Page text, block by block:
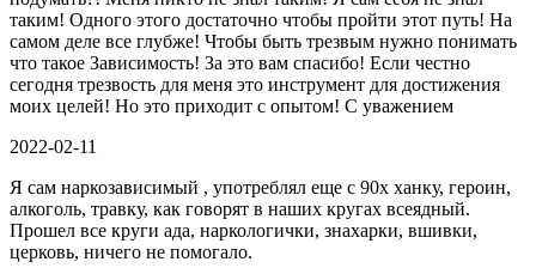
таким! Одного этого достаточно чтобы пройти этот путь! На
самом деле все глубже! Чтобы быть трезвым нужно понимать
что такое Зависимость! За это вам спасибо! Если честно
сегодня трезвость для меня это инструмент для достижения
моих целей! Но это приходит с опытом! С уважением
2022-02-11
Я сам наркозависимый , употреблял еще с 90х ханку, героин,
алкоголь, травку, как говорят в наших кругах всеядный.
Прошел все круги ада, наркологички, знахарки, вшивки,
церковь, ничего не помогало.